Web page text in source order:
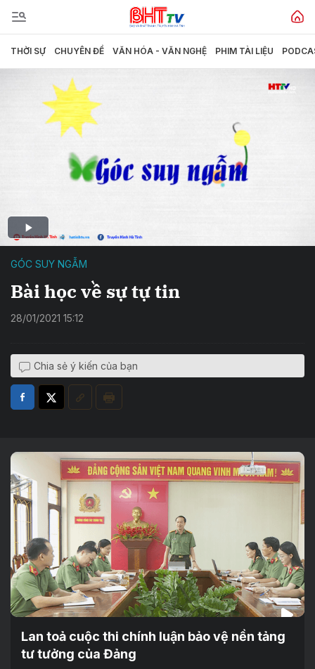
THỜI SỰ CHUYÊN ĐỀ VĂN HÓA - VĂN NGHỆ PHIM TÀI LIỆU
GÓC SUY NGẪM
Bài học về sự tự tin
28/01/2021 15:12
Chia sẻ ý kiến của bạn
Lan toả cuộc thi chính luận bảo vệ nền tảng
tư tưởng của Đảng